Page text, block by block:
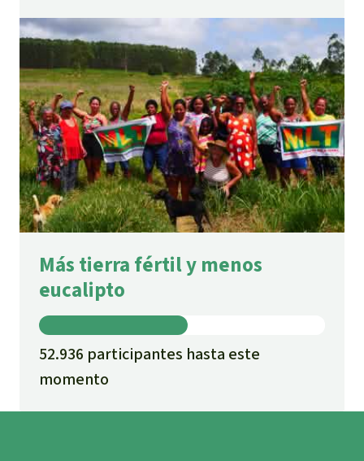
Más tierra fértil y menos
eucalipto
52.936 participantes hasta este
momento